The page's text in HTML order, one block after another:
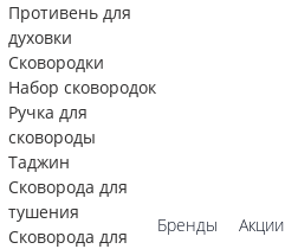
Противень для
духовки
Сковородки
Набор сковородок
Ручка для
сковороды
Таджин
Сковорода для
тушения
Сковорода для
Бренды Акции